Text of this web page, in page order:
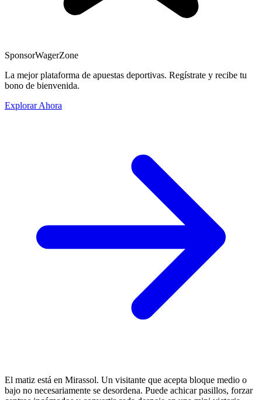
SponsorWagerZone
La mejor plataforma de apuestas deportivas. Regístrate y recibe tu
bono de bienvenida.
Explorar Ahora
El matiz está en Mirassol. Un visitante que acepta bloque medio o
bajo no necesariamente se desordena. Puede achicar pasillos, forzar